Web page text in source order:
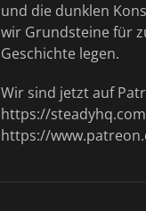
und die dunklen
wir Grundsteine für
Geschichte legen.
Wir sind jetzt auf
https://
https://